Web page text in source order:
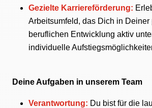
Gezielte Karriereförderung:
Arbeitsumfeld, das Dich in Deiner
beruflichen Entwicklung aktiv
individuelle
Deine Aufgaben in unserem Team
Verantwortung: Du bist für die